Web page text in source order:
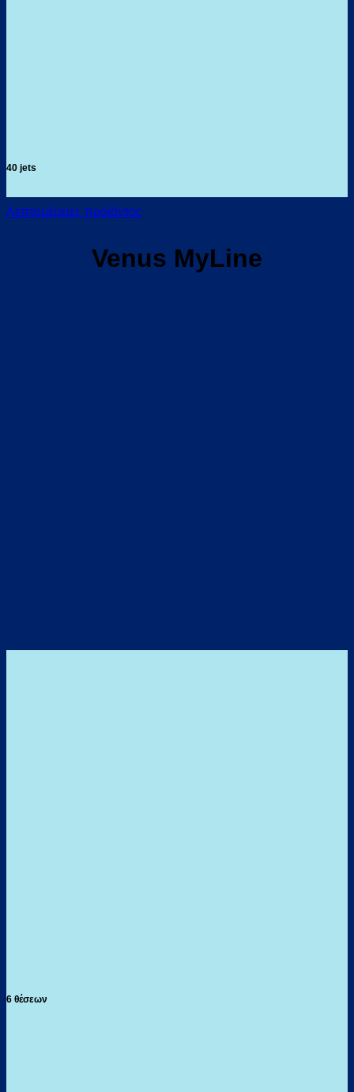
40 jets
Λεπτομέρειες προϊόντος
Venus MyLine
6 θέσεων